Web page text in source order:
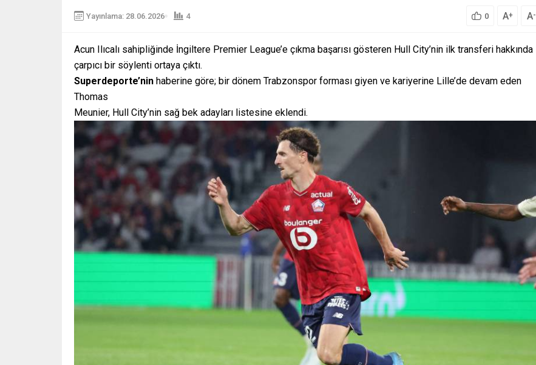
Yayınlama: 28.06.2026 4 0 A+ A-
Acun Ilıcalı sahipliğinde İngiltere Premier League’e çıkma başarısı gösteren Hull City’nin ilk transferi hakkında
çarpıcı bir söylenti ortaya çıktı.
Superdeporte’nin haberine göre; bir dönem Trabzonspor forması giyen ve kariyerine Lille’de devam eden
Thomas
Meunier, Hull City’nin sağ bek adayları listesine eklendi.